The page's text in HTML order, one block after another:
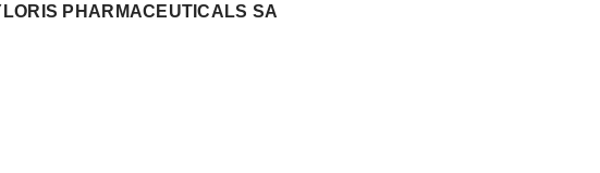
PHARMACEUTICALS SA